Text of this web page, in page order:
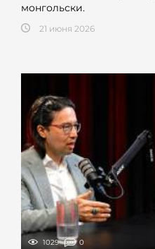
монгольски.
21 июня 2026
1029 0